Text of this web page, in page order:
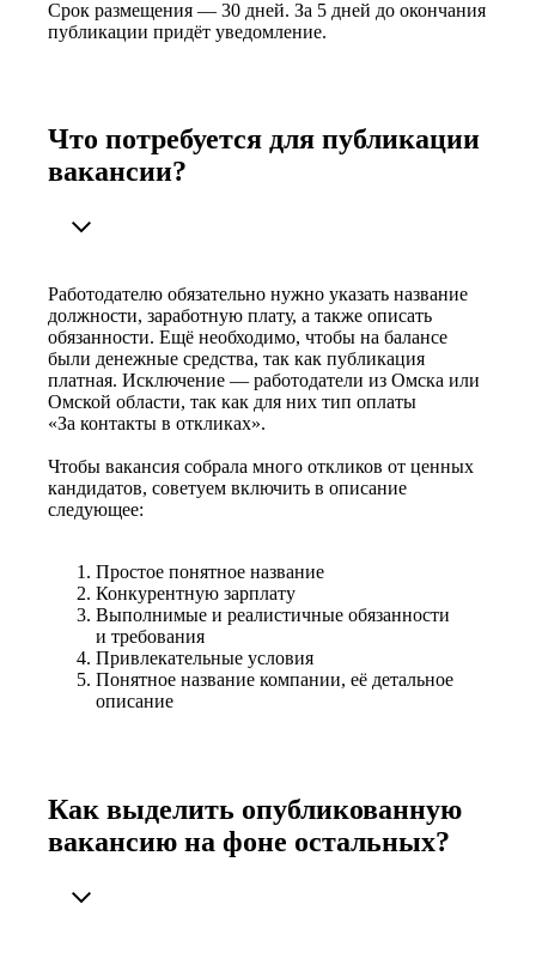
Срок размещения — 30 дней. За 5 дней до окончания
публикации придёт уведомление.
Что потребуется для публикации
вакансии?
Работодателю обязательно нужно указать название
должности, заработную плату, а также описать
обязанности. Ещё необходимо, чтобы на балансе
были денежные средства, так как публикация
платная. Исключение — работодатели из Омска или
Омской области, так как для них тип оплаты
«За контакты в откликах».
Чтобы вакансия собрала много откликов от ценных
кандидатов, советуем включить в описание
следующее:
Простое понятное название
Конкурентную зарплату
Выполнимые и реалистичные обязанности
и требования
Привлекательные условия
Понятное название компании, её детальное
описание
Как выделить опубликованную
вакансию на фоне остальных?